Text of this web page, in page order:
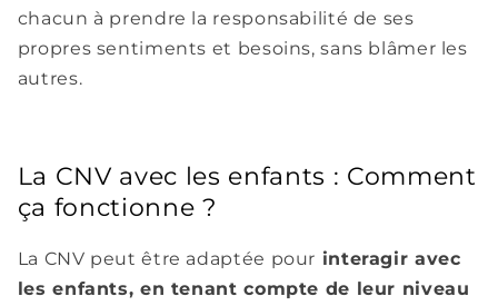
chacun à prendre la responsabilité de ses
propres sentiments et besoins, sans blâmer les
autres.
La CNV avec les enfants : Comment
ça fonctionne ?
La CNV peut être adaptée pour interagir avec
les enfants, en tenant compte de leur niveau